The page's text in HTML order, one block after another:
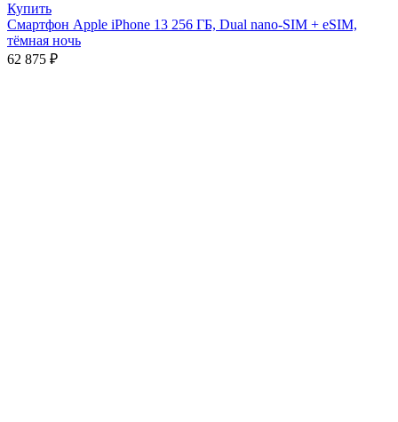
Купить
Смартфон Apple iPhone 13 256 ГБ, Dual nano-SIM + eSIM,
тёмная ночь
62 875 ₽